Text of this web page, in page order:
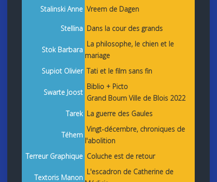
Stalinski Anne Vreem de Dagen
Stellina Dans la cour des grands
Stok Barbara
La philosophe, le chien et le
mariage
Supiot Olivier Tati et le film sans fin
Swarte Joost
Biblio + Picto
Grand Boum Ville de Blois 2022
Tarek La guerre des Gaules
Téhem
Vingt-décembre, chroniques de
l'abolition
Terreur Graphique Coluche est de retour
Textoris Manon
L'escadron de Catherine de